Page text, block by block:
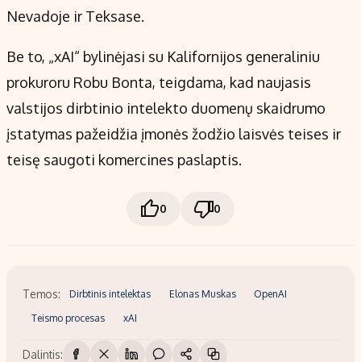
Nevadoje ir Teksase.
Be to, „xAI“ bylinėjasi su Kalifornijos generaliniu
prokuroru Robu Bonta, teigdama, kad naujasis
valstijos dirbtinio intelekto duomenų skaidrumo
įstatymas pažeidžia įmonės žodžio laisvės teises ir
teisę saugoti komercines paslaptis.
0 0
Temos: Dirbtinis intelektas Elonas Muskas OpenAI
Teismo procesas xAI
Dalintis: